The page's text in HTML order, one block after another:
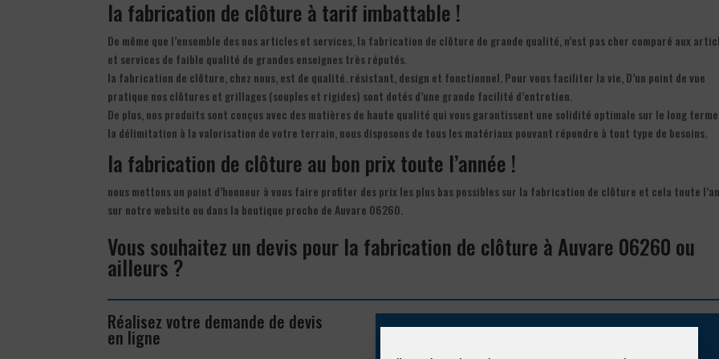
la fabrication de clôture à tarif imbattable !
De même que l’ensemble des nos articles et services, la fabrication de clôture de grande qualité, n’est pas cher comparé aux
et services de faible qualité de grandes enseignes très réputés.
la fabrication de clôture, chez nous, est de qualité. résistant, design et fonctionnel. Pour vous faciliter la vie, D’un point de vue
pratique nos clôtures et grillages (souples et rigides) sont dotés d’une grande facilité d’entretien.
De plus, nos produits sont conçus avec des matières de haute qualité qui vous garantissent une solidité optimale sur le long
la délimitation à la valorisation de votre terrain, nous disposons de tous les matériaux pouvant répondre à tout type de besoins.
la fabrication de clôture au bon prix toute l’année !
nous mettons un point d’honneur à vous faire profiter des prix les plus bas possibles sur la fabrication de clôture et cela toute
sur notre website ou dans la boutique proche de Auvare 06260.
Vous souhaitez un devis pour la fabrication de clôture à Auvare 06260 ou
ailleurs ?
Réalisez votre demande de devis
en ligne